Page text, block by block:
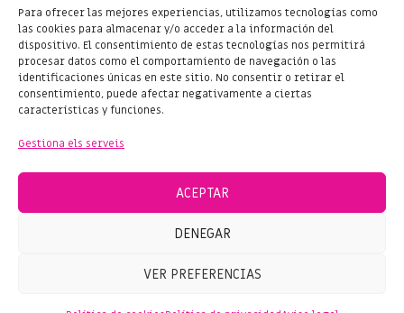
Para ofrecer las mejores experiencias, utilizamos tecnologías como
las cookies para almacenar y/o acceder a la información del
dispositivo. El consentimiento de estas tecnologías nos permitirá
procesar datos como el comportamiento de navegación o las
identificaciones únicas en este sitio. No consentir o retirar el
consentimiento, puede afectar negativamente a ciertas
características y funciones.
Gestiona els serveis
ACEPTAR
DENEGAR
VER PREFERENCIAS
Conoce las últimas novedades
del comercio en Salou